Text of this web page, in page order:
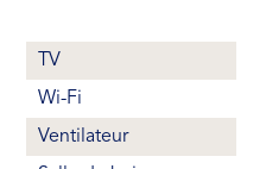
TV
Wi-Fi
Ventilateur